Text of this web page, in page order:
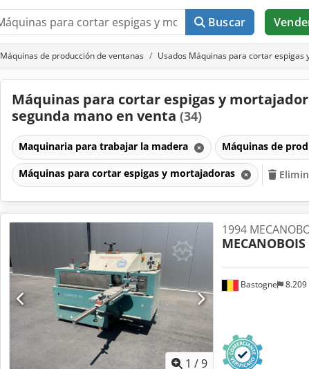
Buscar
Máquinas de producción de ventanas Usados Máquinas para cortar espigas
Máquinas para cortar espigas y
segunda mano en venta (34)
Maquinaria para trabajar la madera Máquinas de
Máquinas para cortar espigas y mortajadoras
1 /9
Bastogne 8.209
1994
MECANOBOIS